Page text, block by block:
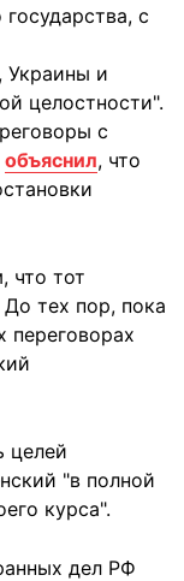
с
Украины и
целостности".
с
объяснил, что
что тот
До тех пор, пока
переговорах
целей
"в полной
курса".
дел РФ